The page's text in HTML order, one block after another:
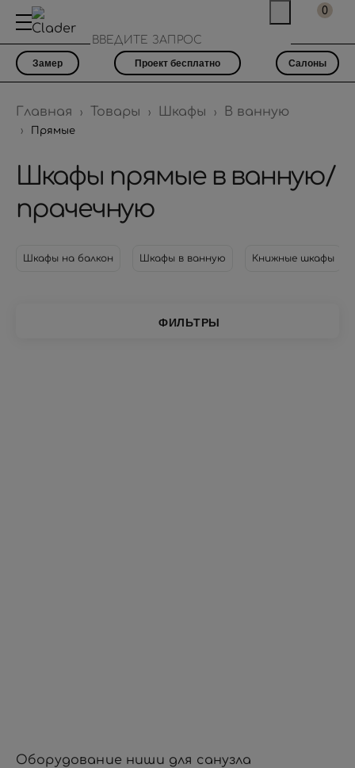
0
Замер Проект бесплатно Салоны
Главная Товары Шкафы В ванную
Прямые
Шкафы прямые в ванную/
прачечную
Шкафы на балкон Шкафы в ванную Книжные шкафы
ФИЛЬТРЫ
Оборудование ниши для санузла